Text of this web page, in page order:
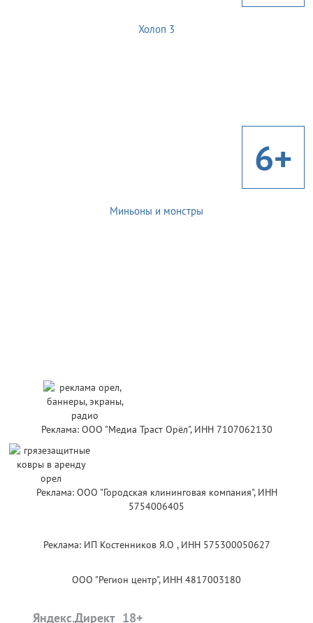
Холоп 3
6+
Миньоны и монстры
Реклама: ООО "Медиа Траст Орёл", ИНН 7107062130
Реклама: ООО "Городская клининговая компания", ИНН
5754006405
Реклама: ИП Костенников Я.О , ИНН 575300050627
ООО "Регион центр", ИНН 4817003180
Яндекс.Директ